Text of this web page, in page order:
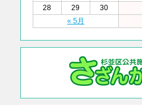
28
29
30
« 5月